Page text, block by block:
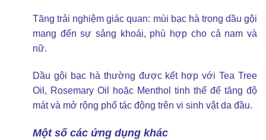
Tăng trải nghiệm giác quan: mùi bạc hà trong dầu gội
mang đến sự sảng khoái, phù hợp cho cả nam và
nữ.
Dầu gội bạc hà thường được kết hợp với Tea Tree
Oil, Rosemary Oil hoặc Menthol tinh thể để tăng độ
mát và mở rộng phổ tác động trên vi sinh vật da đầu.
Một số các ứng dụng khác